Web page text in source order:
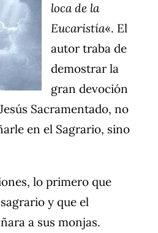
loca de la
Eucaristía«. El
autor traba de
demostrar la
gran devoción
Sacramentado, no
en el Sagrario, sino
lo primero que
y que el
a sus monjas.